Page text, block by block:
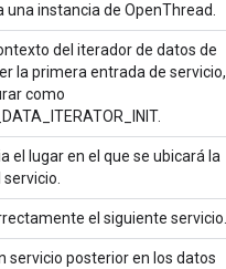
una instancia de OpenThread.
del iterador de datos de
la primera entrada de servicio,
como
el lugar en el que se ubicará la
el siguiente servicio.
servicio posterior en los datos